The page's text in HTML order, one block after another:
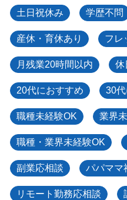
土日祝休み 学歴不問
産休・育休あり フレ
月残業20時間以内 休
20代におすすめ 30
職種未経験OK 業界
職種・業界未経験OK
副業応相談 パパママ
リモート勤務応相談